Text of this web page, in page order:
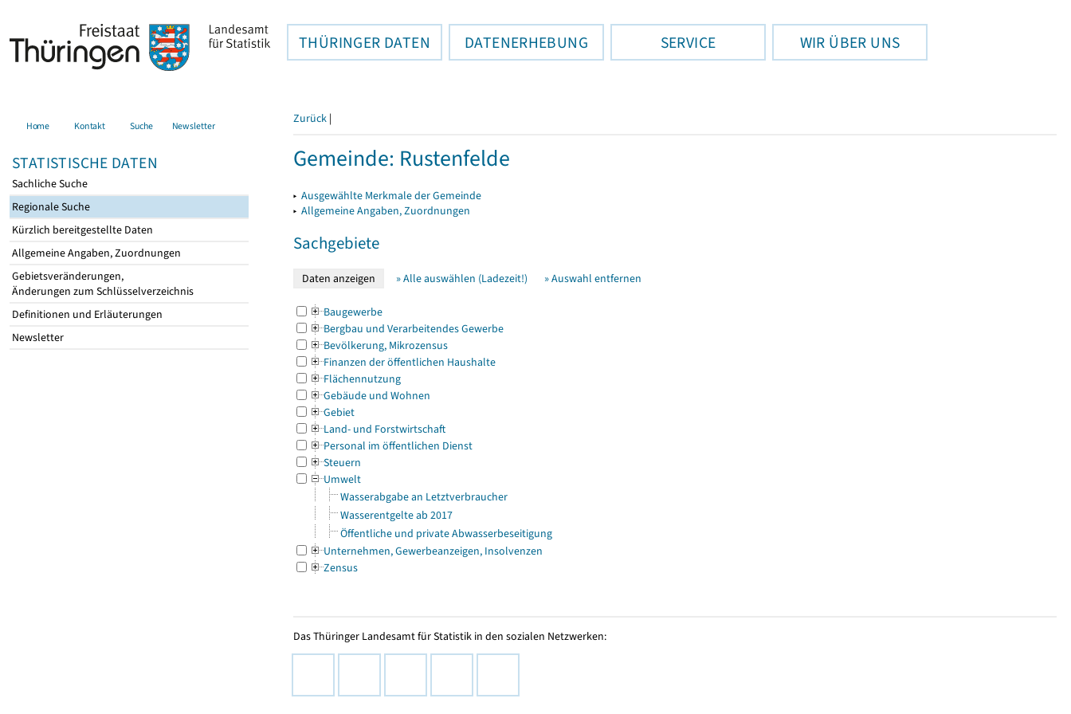
THÜRINGER DATEN DATENERHEBUNG SERVICE WIR ÜBER UNS
Home Kontakt Suche Newsletter
STATISTISCHE DATEN
Sachliche Suche
Regionale Suche
Kürzlich bereitgestellte Daten
Allgemeine Angaben, Zuordnungen
Gebietsveränderungen,
Änderungen zum Schlüsselverzeichnis
Definitionen und Erläuterungen
Newsletter
Zurück |
Gemeinde: Rustenfelde
▸ Ausgewählte Merkmale der Gemeinde
▸ Allgemeine Angaben, Zuordnungen
Sachgebiete
» Alle auswählen (Ladezeit!) » Auswahl entfernen
Baugewerbe
Bergbau und Verarbeitendes Gewerbe
Bevölkerung, Mikrozensus
Finanzen der öffentlichen Haushalte
Flächennutzung
Gebäude und Wohnen
Gebiet
Land- und Forstwirtschaft
Personal im öffentlichen Dienst
Steuern
Umwelt
Wasserabgabe an Letztverbraucher
Wasserentgelte ab 2017
Öffentliche und private Abwasserbeseitigung
Unternehmen, Gewerbeanzeigen, Insolvenzen
Zensus
Das Thüringer Landesamt für Statistik in den sozialen Netzwerken: